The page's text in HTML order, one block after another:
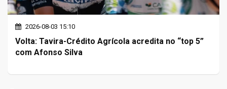
2026-08-03 15:10
Volta: Tavira-Crédito Agrícola acredita no “top 5”
com Afonso Silva